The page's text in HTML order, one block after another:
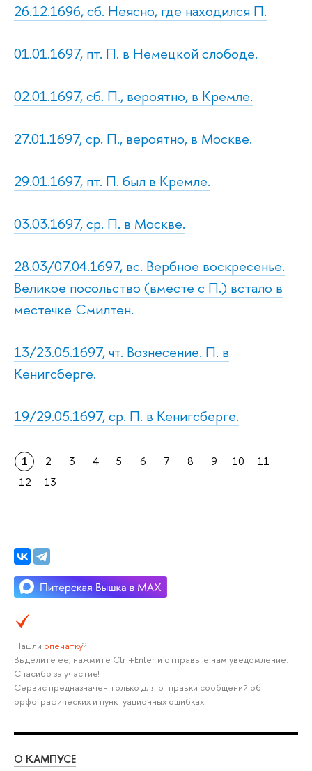
26.12.1696, сб. Неясно, где находился П.
01.01.1697, пт. П. в Немецкой слободе.
02.01.1697, сб. П., вероятно, в Кремле.
27.01.1697, ср. П., вероятно, в Москве.
29.01.1697, пт. П. был в Кремле.
03.03.1697, ср. П. в Москве.
28.03/07.04.1697, вс. Вербное воскресенье.
Великое посольство (вместе с П.) встало в
местечке Смилтен.
13/23.05.1697, чт. Вознесение. П. в
Кенигсберге.
19/29.05.1697, ср. П. в Кенигсберге.
1 2 3 4 5 6 7 8 9 10
11
12
13
Нашли опечатку?
Выделите её, нажмите Ctrl+Enter и отправьте нам уведомление.
Спасибо за участие!
Сервис предназначен только для отправки сообщений об
орфографических и пунктуационных ошибках.
О КАМПУСЕ